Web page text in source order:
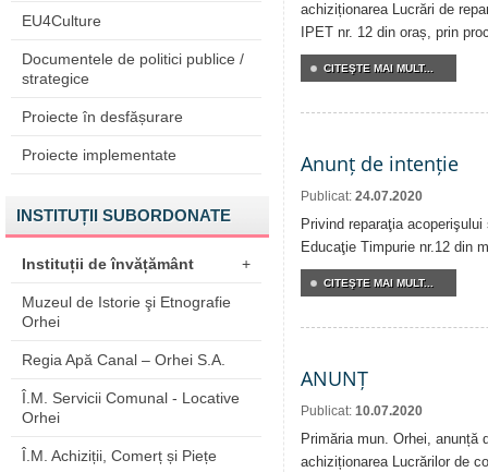
EU4Culture
Documentele de politici publice /
strategice
Proiecte în desfășurare
Proiecte implementate
INSTITUȚII SUBORDONATE
Instituții de învățământ +
Muzeul de Istorie şi Etnografie
Orhei
Regia Apă Canal – Orhei S.A.
Î.M. Servicii Comunal - Locative
Orhei
Î.M. Achiziții, Comerț și Piețe
achiziționarea Lucrări de
IPET nr. 12 din oraș, prin
CITEŞTE MAI MULT...
Anunț de intenție
Publicat: 24.07.2020
Privind reparaţia
Educaţie Timpurie nr.12 din
CITEŞTE MAI MULT...
ANUNȚ
Publicat: 10.07.2020
Primăria mun. Orhei, anunță
achiziționarea Lucrărilor de